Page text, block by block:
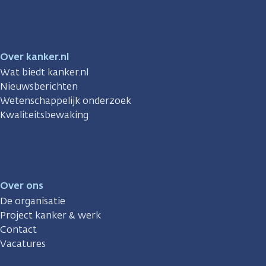
Over kanker.nl
Wat biedt kanker.nl
Nieuwsberichten
Wetenschappelijk onderzoek
Kwaliteitsbewaking
Over ons
De organisatie
Project kanker & werk
Contact
Vacatures